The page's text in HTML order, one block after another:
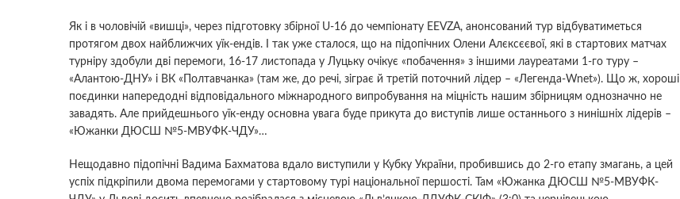
Як і в чоловічій «вишці», через підготовку збірної U-16 до чемпіонату EEVZA, анонсований тур відбуватиметься
протягом двох найближчих уїк-ендів. І так уже сталося, що на підопічних Олени Алєксєєвої, які в стартових матчах
турніру здобули дві перемоги, 16-17 листопада у Луцьку очікує «побачення» з іншими лауреатами 1-го туру –
«Алантою-ДНУ» і ВК «Полтавчанка» (там же, до речі, зіграє й третій поточний лідер – «Легенда-Wnet»). Що ж, хороші
поєдинки напередодні відповідального міжнародного випробування на міцність нашим збірницям однозначно не
завадять. Але прийдешнього уїк-енду основна увага буде прикута до виступів лише останнього з нинішніх лідерів –
«Южанки ДЮСШ №5-МВУФК-ЧДУ»…
Нещодавно підопічні Вадима Бахматова вдало виступили у Кубку України, пробившись до 2-го етапу змагань, а цей
успіх підкріпили двома перемогами у стартовому турі національної першості. Там «Южанка ДЮСШ №5-МВУФК-